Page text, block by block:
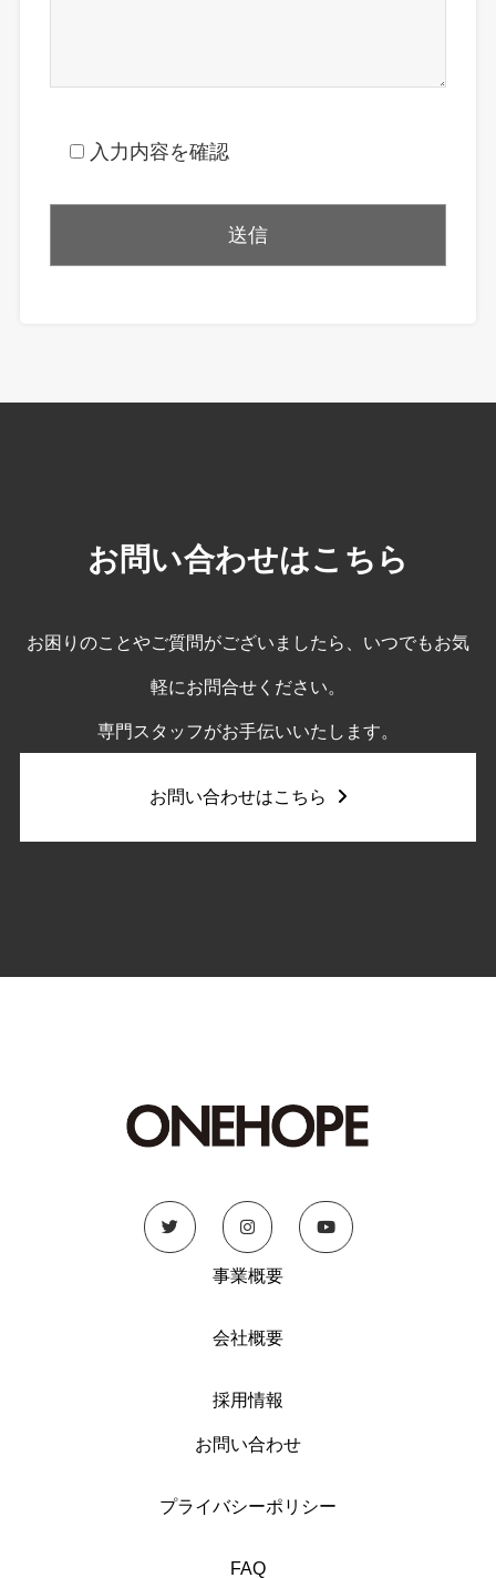
入力内容を確認
お問い合わせはこちら
お困りのことやご質問がございましたら、いつでもお気
軽にお問合せください。
専門スタッフがお手伝いいたします。
お問い合わせはこちら
事業概要
会社概要
採用情報
お問い合わせ
プライバシーポリシー
FAQ